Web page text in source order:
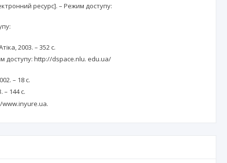
ресурс]. – Режим доступу:
2003. – 352 с.
доступу: http://dspace.nlu. edu.ua/
– 18 с.
144 с.
www.inyure.ua.